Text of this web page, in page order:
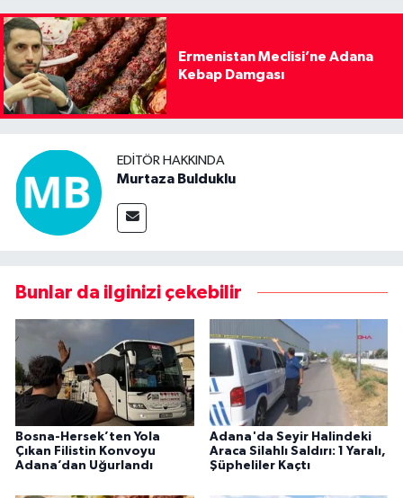
Ermenistan Meclisi’ne Adana
Kebap Damgası
EDITÖR HAKKINDA
Murtaza Bulduklu
Bunlar da ilginizi çekebilir
Bosna-Hersek’ten Yola
Çıkan Filistin Konvoyu
Adana’dan Uğurlandı
Adana'da Seyir Halindeki
Araca Silahlı Saldırı: 1 Yaralı,
Şüpheliler Kaçtı